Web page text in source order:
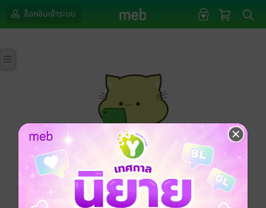
ล็อกอินเข้าระบบ
กรุณาเข้าสู่ระบบก่อนดำเนินรายการด้วยค่ะ
ล็อกอินเข้าระบบ